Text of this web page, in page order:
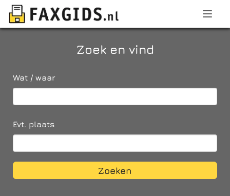
Zoek en vind
Wat / waar
Evt. plaats
Zoeken